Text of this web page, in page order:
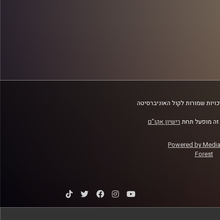
שמורות לקול האוניברסיטה
מופעל תחת רישיון אקו"ם
Powered by Media
Forest